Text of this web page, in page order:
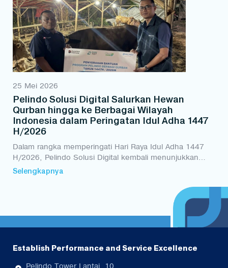
25 Mei 2026
Pelindo Solusi Digital Salurkan Hewan
Qurban hingga ke Berbagai Wilayah
Indonesia dalam Peringatan Idul Adha 1447
H/2026
Dalam rangka memperingati Hari Raya Idul Adha 1447
H/2026, Pelindo Solusi Digital kembali menunjukkan
komitmennya dalam memberikan dampak sosial melalui
Selengkapnya
Establish Performance and Service Excellence
Pelindo Tower Lantai. 10